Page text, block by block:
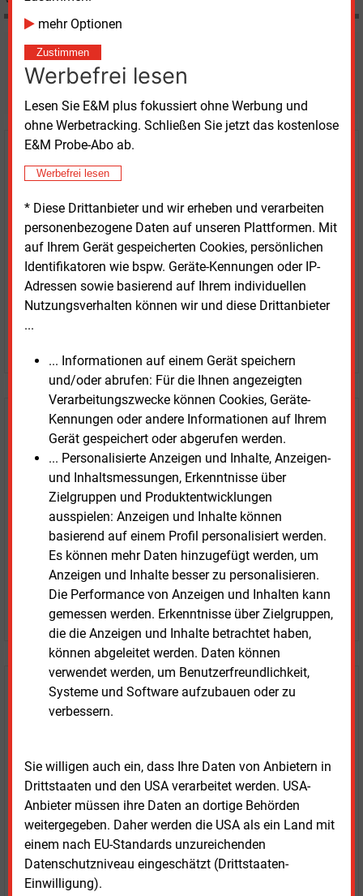
mehr Optionen
Zustimmen
Werbefrei lesen
Lesen Sie E&M plus fokussiert ohne Werbung und
ohne Werbetracking. Schließen Sie jetzt das kostenlose
E&M Probe-Abo ab.
Werbefrei lesen
* Diese Drittanbieter und wir erheben und verarbeiten
personenbezogene Daten auf unseren Plattformen. Mit
auf Ihrem Gerät gespeicherten Cookies, persönlichen
Identifikatoren wie bspw. Geräte-Kennungen oder IP-
Adressen sowie basierend auf Ihrem individuellen
Nutzungsverhalten können wir und diese Drittanbieter
...
... Informationen auf einem Gerät speichern
und/oder abrufen: Für die Ihnen angezeigten
Verarbeitungszwecke können Cookies, Geräte-
Kennungen oder andere Informationen auf Ihrem
Gerät gespeichert oder abgerufen werden.
... Personalisierte Anzeigen und Inhalte, Anzeigen-
und Inhaltsmessungen, Erkenntnisse über
Zielgruppen und Produktentwicklungen
ausspielen: Anzeigen und Inhalte können
basierend auf einem Profil personalisiert werden.
Es können mehr Daten hinzugefügt werden, um
Anzeigen und Inhalte besser zu personalisieren.
Die Performance von Anzeigen und Inhalten kann
gemessen werden. Erkenntnisse über Zielgruppen,
die die Anzeigen und Inhalte betrachtet haben,
können abgeleitet werden. Daten können
verwendet werden, um Benutzerfreundlichkeit,
Systeme und Software aufzubauen oder zu
verbessern.
Sie willigen auch ein, dass Ihre Daten von Anbietern in
Drittstaaten und den USA verarbeitet werden. USA-
Anbieter müssen ihre Daten an dortige Behörden
weitergegeben. Daher werden die USA als ein Land mit
einem nach EU-Standards unzureichenden
Datenschutzniveau eingeschätzt (Drittstaaten-
Einwilligung).
Möchten Sie diese und
weitere Nachrichten lesen?
nur €2.98
Testen SieE&M
kostenlos und
unverbindlich
Zwei Wochen kostenfreier Zugang
Zugang auf stündlich aktualisierte Nachrichten mit
Prognose- und Marktdaten
+ einmal täglich E&M daily
+ zwei Ausgaben der Zeitung E&M
ohne automatische Verlängerung
JETZT KOSTENLOS TESTEN
Login für Kunden
LOGIN